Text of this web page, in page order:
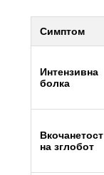
Симптом
Интензивна
болка
Вкочанетост
на зглобот